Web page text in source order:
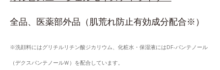
全品、医薬部外品（肌荒れ防止有効成分配合※）
※洗顔料にはグリチルリチン酸ジカリウム、化粧水・保湿液にはDF-パンテノール
（デクスパンテノールＷ）を配合しています。